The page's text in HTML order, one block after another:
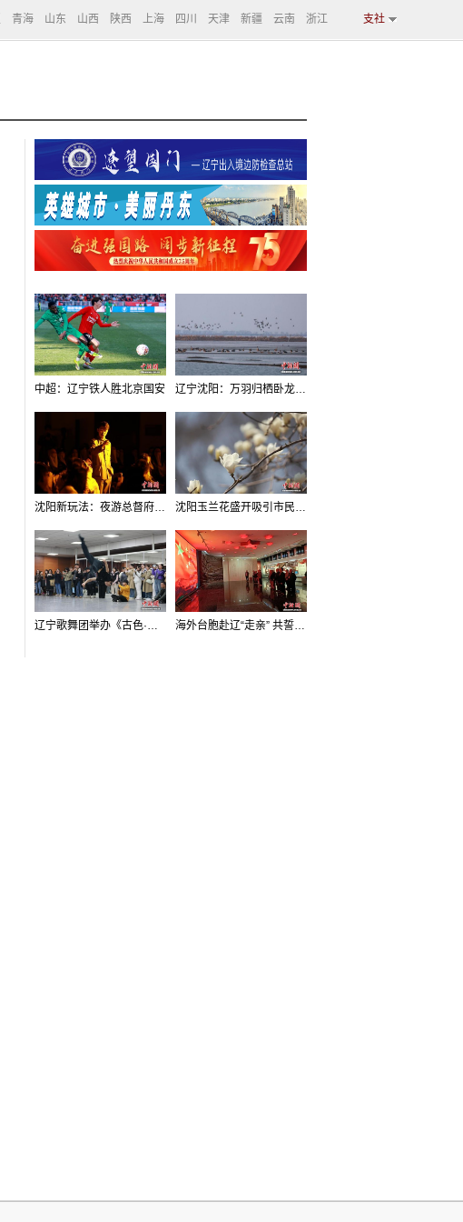
青海 山东 山西 陕西 上海 四川 天津 新疆 云南 浙江 支社
中超：辽宁铁人胜北京国安 辽宁沈阳：万羽归栖卧龙湖看群鸟齐飞
沈阳新玩法：夜游总督府，当一回“赴宴者” 沈阳玉兰花盛开吸引市民打卡
辽宁歌舞团举办《古色·国宝辽宁》排练开放日活动 海外台胞赴辽“走亲” 共誓“和平初心”